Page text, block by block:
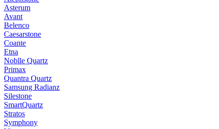
Asterum
Avant
Belenco
Caesarstone
Coante
Etna
Noblle Quartz
Primax
Quantra Quartz
Samsung Radianz
Silestone
SmartQuartz
Stratos
Symphony